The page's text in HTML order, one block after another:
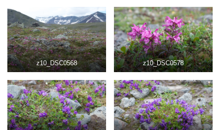
z10_DSC0568 z10_DSC0578